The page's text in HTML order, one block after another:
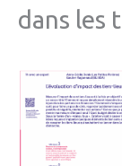
dans les